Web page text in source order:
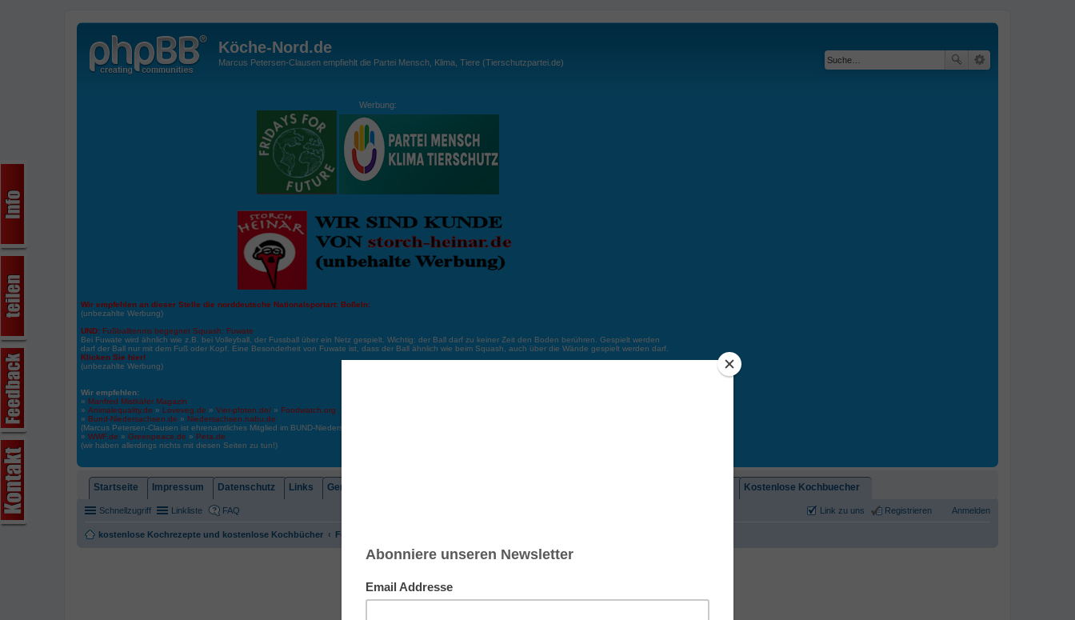
Köche-Nord.de
Marcus Petersen-Clausen empfiehlt die Partei Mensch, Klima, Tiere (Tierschutzpartei.de)
Werbung:
Wir empfehlen an dieser Stelle die norddeutsche Nationalsportart: Boßeln:
(unbezahlte Werbung)
UND: Fußballtennis begegnet Squash: Fuwate
Bei Fuwate wird ähnlich wie z.B. bei Volleyball, der Fussball über ein Netz gespielt. Wichtig: der Ball darf zu keiner Zeit den Boden berühren. Gespielt werden
darf der Ball nur mit dem Fuß oder Kopf. Eine Besonderheit von Fuwate ist, dass der Ball ähnlich wie beim Squash, auch über die Wände gespielt werden darf.
Klicken Sie hier!
(unbezahlte Werbung)
Wir empfehlen:
» Manfred Mistkäfer Magazin
» Animalequality.de » Loveveg.de » Vier-pfoten.de/ » Foodwatch.org
» Bund-Niedersachsen.de » Niedersachsen.nabu.de
(Marcus Petersen-Clausen ist ehrenamtliches Mitglied im BUND-Niedersachsen und Niedersachsen Nabu)
» WWF.de » Greenpeace.de » Peta.de
(wir haben allerdings nichts mit diesen Seiten zu tun!)
Startseite Impressum Datenschutz Links Gemeindebrief Kostenlose Kochbuecher
Schnellzugriff Linkliste FAQ Anmelden
Registrieren
Link zu uns
kostenlose Kochrezepte und kostenlose Kochbücher Foren-Übersicht